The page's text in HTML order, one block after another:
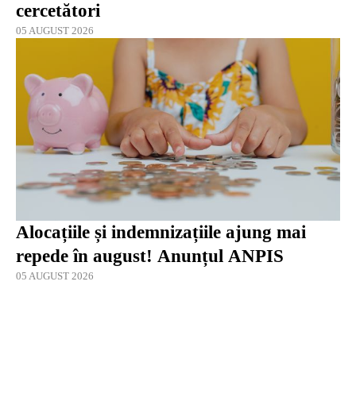
cercetători
05 AUGUST 2026
Alocațiile și indemnizațiile ajung mai
repede în august! Anunțul ANPIS
05 AUGUST 2026